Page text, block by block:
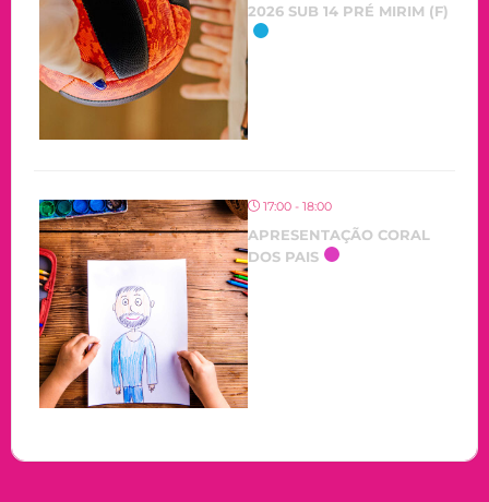
2026 SUB 14 PRÉ MIRIM (F)
17:00 - 18:00
APRESENTAÇÃO CORAL
DOS PAIS